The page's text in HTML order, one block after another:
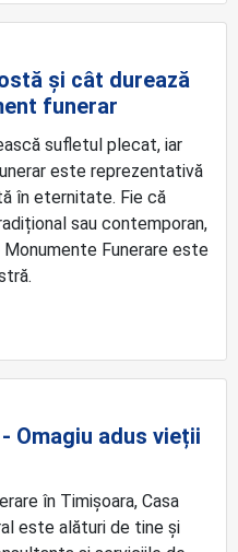
și cât durează
funerar
sufletul plecat, iar
este reprezentativă
în eternitate. Fie că
sau contemporan,
Monumente Funerare este
Omagiu adus vieții
în Timișoara, Casa
este alături de tine și